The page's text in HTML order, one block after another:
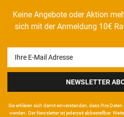
Keine Angebote oder Aktion
sich mit der Anmeldung 10€
Honig
NEWSLETTER
Sie erklären sich damit ein­ver­standen, dass Ihre
werden. Der News­letter ist jeder­zeit ab­bestel­lbar.